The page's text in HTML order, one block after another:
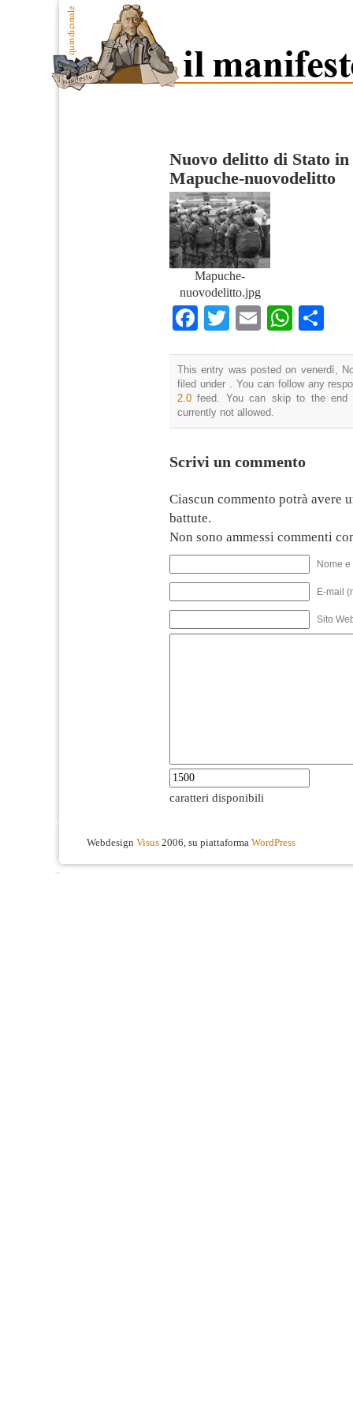
Nuovo delitto di Stato
Mapuche-nuovodelitto
Mapuche-
nuovodelitto.jpg
Facebook
TwitterEmail
This entry was posted on venerdì,
filed under . You can follow any
2.0 feed. You can skip to the end
currently not allowed.
Scrivi un commento
Ciascun commento potrà avere
battute.
Non sono ammessi commenti
Nome
E-mail
Sito
caratteri disponibili
Webdesign Visus 2006, su piattaforma WordPress